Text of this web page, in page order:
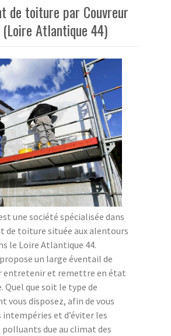
de toiture par Couvreur
Atlantique 44)
une société spécialisée dans
de toiture située aux alentours
le Loire Atlantique 44.
un large éventail de
entretenir et remettre en état
que soit le type de
vous disposez, afin de vous
et d’éviter les
due au climat des